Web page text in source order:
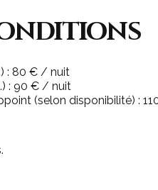
: 80 € / nuit
: 90 € / nuit
(selon disponibilité) :